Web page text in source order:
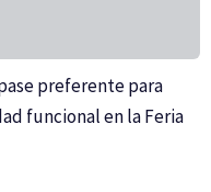
preferente para
funcional en la Feria